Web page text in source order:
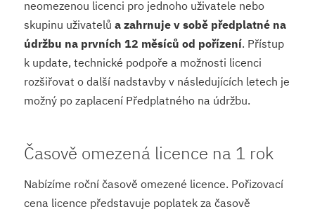
neomezenou licenci pro jednoho uživatele nebo
skupinu uživatelůa zahrnuje v sobě předplatné na
údržbu na prvních 12 měsíců od pořízení. Přístup
k update, technické podpoře a možnosti licenci
rozšiřovat o další nadstavby v následujících letech je
možný po zaplacení Předplatného na údržbu.
Časově omezená licence na 1 rok
Nabízíme roční časově omezené licence. Pořizovací
cena licence představuje poplatek za časově